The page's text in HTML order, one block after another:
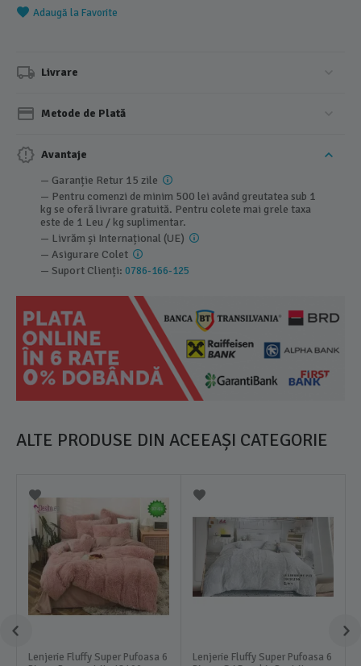
Adaugă la Favorite
Livrare
Metode de Plată
Avantaje
— Garanție Retur 15 zile
— Pentru comenzi de minim 500 lei având greutatea sub 1
kg se oferă livrare gratuită. Pentru colete mai grele taxa
este de 1 Leu / kg suplimentar.
— Livrăm și Internațional (UE)
— Asigurare Colet
— Suport Clienți:0786-166-125
ALTE PRODUSE DIN ACEEAȘI CATEGORIE
Lenjerie Fluffy Super Pufoasa 6
Lenjerie Fluffy Super Pufoasa 6